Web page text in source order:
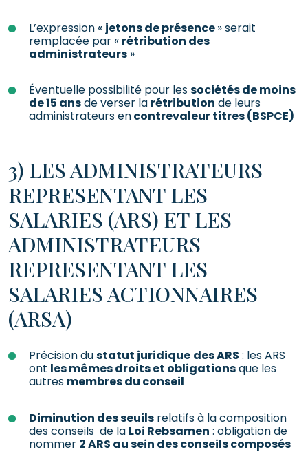
L’expression « jetons de présence» serait
remplacée par « rétribution des
administrateurs »
Éventuelle possibilité pour lessociétés de moins
de 15 ansde verser la rétribution de leurs
administrateurs encontrevaleur titres (BSPCE)
3) LES ADMINISTRATEURS
REPRESENTANT LES
SALARIES (ARS) ET LES
ADMINISTRATEURS
REPRESENTANT LES
SALARIES ACTIONNAIRES
(ARSA)
Précision dustatut juridique des ARS : les ARS
ont les mêmes droits et obligationsque les
autres membres du conseil
Diminution des seuils relatifs à la composition
des conseils de la Loi Rebsamen : obligation de
nommer 2 ARS au sein des conseils composés